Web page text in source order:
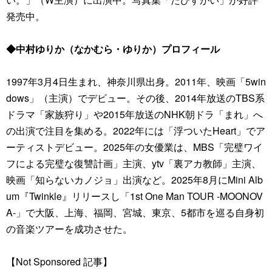
発売中。
◆中村ゆりか（なかむら・ゆりか）プロフィール
1997年3月4日生まれ、神奈川県出身。2011年、映画「5win
dows」（主演）でデビュー。その後、2014年放送のTBS系
ドラマ「家族狩り」や2015年放送のNHK朝ドラ「まれ」へ
の出演で注目を集める。2022年には「浮ついたHeart」でア
ーティストデビュー。2025年の女優業は、MBS「完璧ワイ
フによる完璧な復讐計画」主演、ytv「裏アカ教師」主演、
映画「知らないカノジョ」出演など。2025年8月にMini Alb
um『Twinkle』リリースし「1st One Man TOUR -MOONOV
A-」で大阪、上海、福岡、宮城、東京、5都市を巡る自身初
の音楽ツアーを成功させた。
【Not Sponsored 記事】